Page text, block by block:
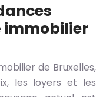
immobilier
de Bruxelles,
les loyers et les